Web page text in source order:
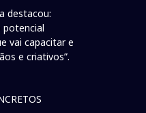
destacou:
potencial
vai capacitar e
e criativos”.